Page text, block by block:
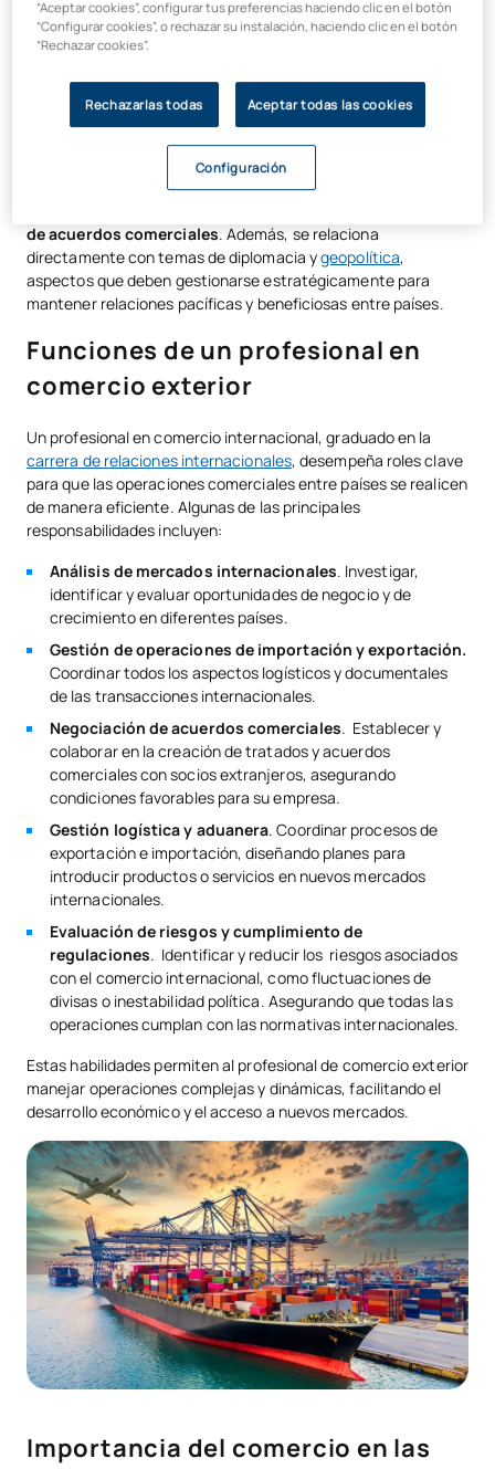
Adaptación de productos a mercados extranjeros.
Estrategias de marketing global.
Logística y distribución internacional.
Negociación de contratos internacionales.
Gestión de riesgos en operaciones internacionales.
Este tipo de comercio incluye diferentes etapas y tareas
de acuerdos comerciales. Además, se relaciona
directamente con temas de diplomacia ygeopolítica,
aspectos que deben gestionarse estratégicamente para
mantener relaciones pacíficas y beneficiosas entre países.
Funciones de un profesional en
comercio exterior
Un profesional en comercio internacional, graduado en la
carrera de relaciones internacionales, desempeña roles clave
para que las operaciones comerciales entre países se realicen
de manera eficiente. Algunas de las principales
responsabilidades incluyen:
Análisis de mercados internacionales. Investigar,
identificar y evaluar oportunidades de negocio y de
crecimiento en diferentes países.
Gestión de operaciones de importación y exportación.
Coordinar todos los aspectos logísticos y documentales
de las transacciones internacionales.
Negociación de acuerdos comerciales. Establecer y
colaborar en la creación de tratados y acuerdos
comerciales con socios extranjeros, asegurando
condiciones favorables para su empresa.
Gestión logística y aduanera. Coordinar procesos de
exportación e importación, diseñando planes para
introducir productos o servicios en nuevos mercados
internacionales.
Evaluación de riesgos y cumplimiento de
regulaciones. Identificar y reducir los riesgos asociados
con el comercio internacional, como fluctuaciones de
divisas o inestabilidad política. Asegurando que todas las
operaciones cumplan con las normativas internacionales.
Estas habilidades permiten al profesional de comercio exterior
manejar operaciones complejas y dinámicas, facilitando el
desarrollo económico y el acceso a nuevos mercados.
Importancia del comercio en las
“Aceptar cookies”, configurar tus preferencias haciendo clic en el botón
“Configurar cookies”, o rechazar su instalación, haciendo clic en el botón
“Rechazar cookies”.
Rechazarlas todas Aceptar todas las cookies
Configuración